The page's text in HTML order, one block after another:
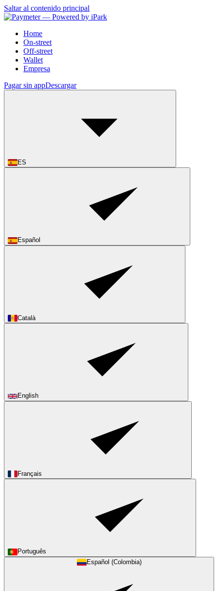
Saltar al contenido principal
Home
On-street
Off-street
Wallet
Empresa
Pagar sin appDescargar
ES
Español
Català
English
Français
Português
Español (Colombia)